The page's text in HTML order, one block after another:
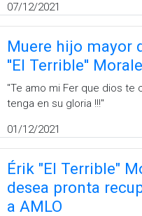
07/12/2021
Muere hijo mayor
''El Terrible''
''Te amo mi Fer que dios te
tenga en su gloria !!!''
01/12/2021
Érik "El Terrible"
desea pronta
a AMLO